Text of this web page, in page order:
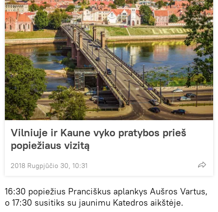
Vilniuje ir Kaune vyko pratybos prieš
popiežiaus vizitą
2018 Rugpjūčio 30, 10:31
16:30 popiežius Pranciškus aplankys Aušros Vartus,
o 17:30 susitiks su jaunimu Katedros aikštėje.